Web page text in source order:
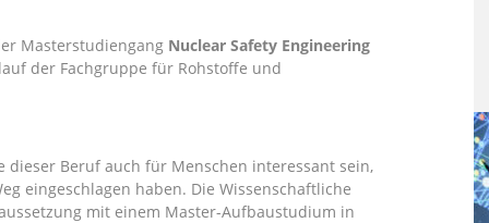
Masterstudiengang Nuclear Safety Engineering
der Fachgruppe für Rohstoffe und
dieser Beruf auch für Menschen interessant sein,
eingeschlagen haben. Die Wissenschaftliche
mit einem Master-Aufbaustudium in